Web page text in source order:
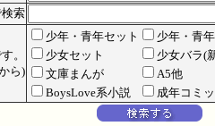
索
。
ら)
少年・青年セット 少年・青
少女セット
少女バラ(
文庫まんが
A5他
BoysLove系小説
成年コミ